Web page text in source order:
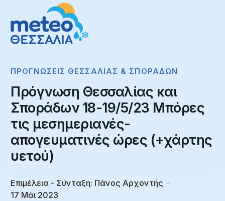
ΠΡΟΓΝΏΣΕΙΣ ΘΕΣΣΑΛΊΑΣ & ΣΠΟΡΆΔΩΝ
Πρόγνωση Θεσσαλίας και
Σποράδων 18-19/5/23 Μπόρες
τις μεσημεριανές-
απογευματινές ώρες (+χάρτης
υετού)
Επιμέλεια - Σύνταξη: Πάνος Αρχοντής
17 Μάι 2023